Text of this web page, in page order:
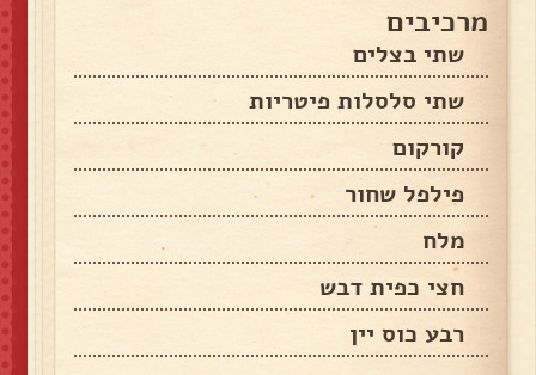
מרכיבים
שתי בצלים
שתי סלסלות פיטריות
קורקום
פילפל שחור
מלח
חצי כפית דבש
רבע כוס יין